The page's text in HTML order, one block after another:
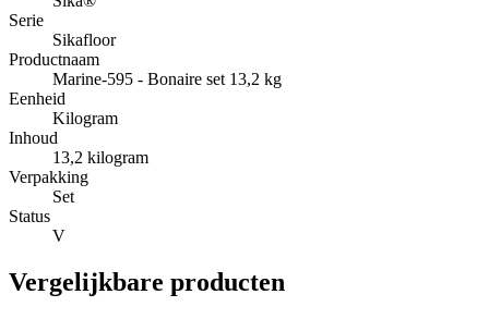
Serie
Sikafloor
Productnaam
Marine-595 - Bonaire set 13,2 kg
Eenheid
Kilogram
Inhoud
13,2 kilogram
Verpakking
Set
Status
V
Vergelijkbare producten